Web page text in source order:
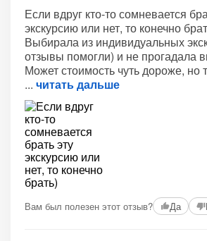
Если вдруг кто-то сомневается
экскурсию или нет, то конечно
Выбирала из индивидуальных
отзывы помогли) и не прогадала
Может стоимость чуть дороже, но
читать дальше
Вам был полезен этот отзыв? Да